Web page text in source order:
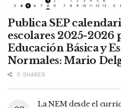
Publica SEP
escolares 2025-2026
Educación Básica y
Normales: Mario
0 SHARES
La NEM desde el